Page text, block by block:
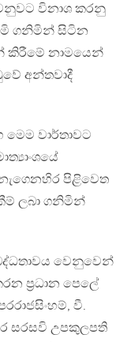
විනාශ කරනු
ගනිමින් සිටින
කිරීමේ නාමයෙන්
අන්තවාදී
මෙම වාර්තාවට
පිළිවෙත
ලබා ගනිමින්
වෙනුවෙන්
ප‍්‍රධාන පෙලේ
වී.
සරසවි උපකුලපති